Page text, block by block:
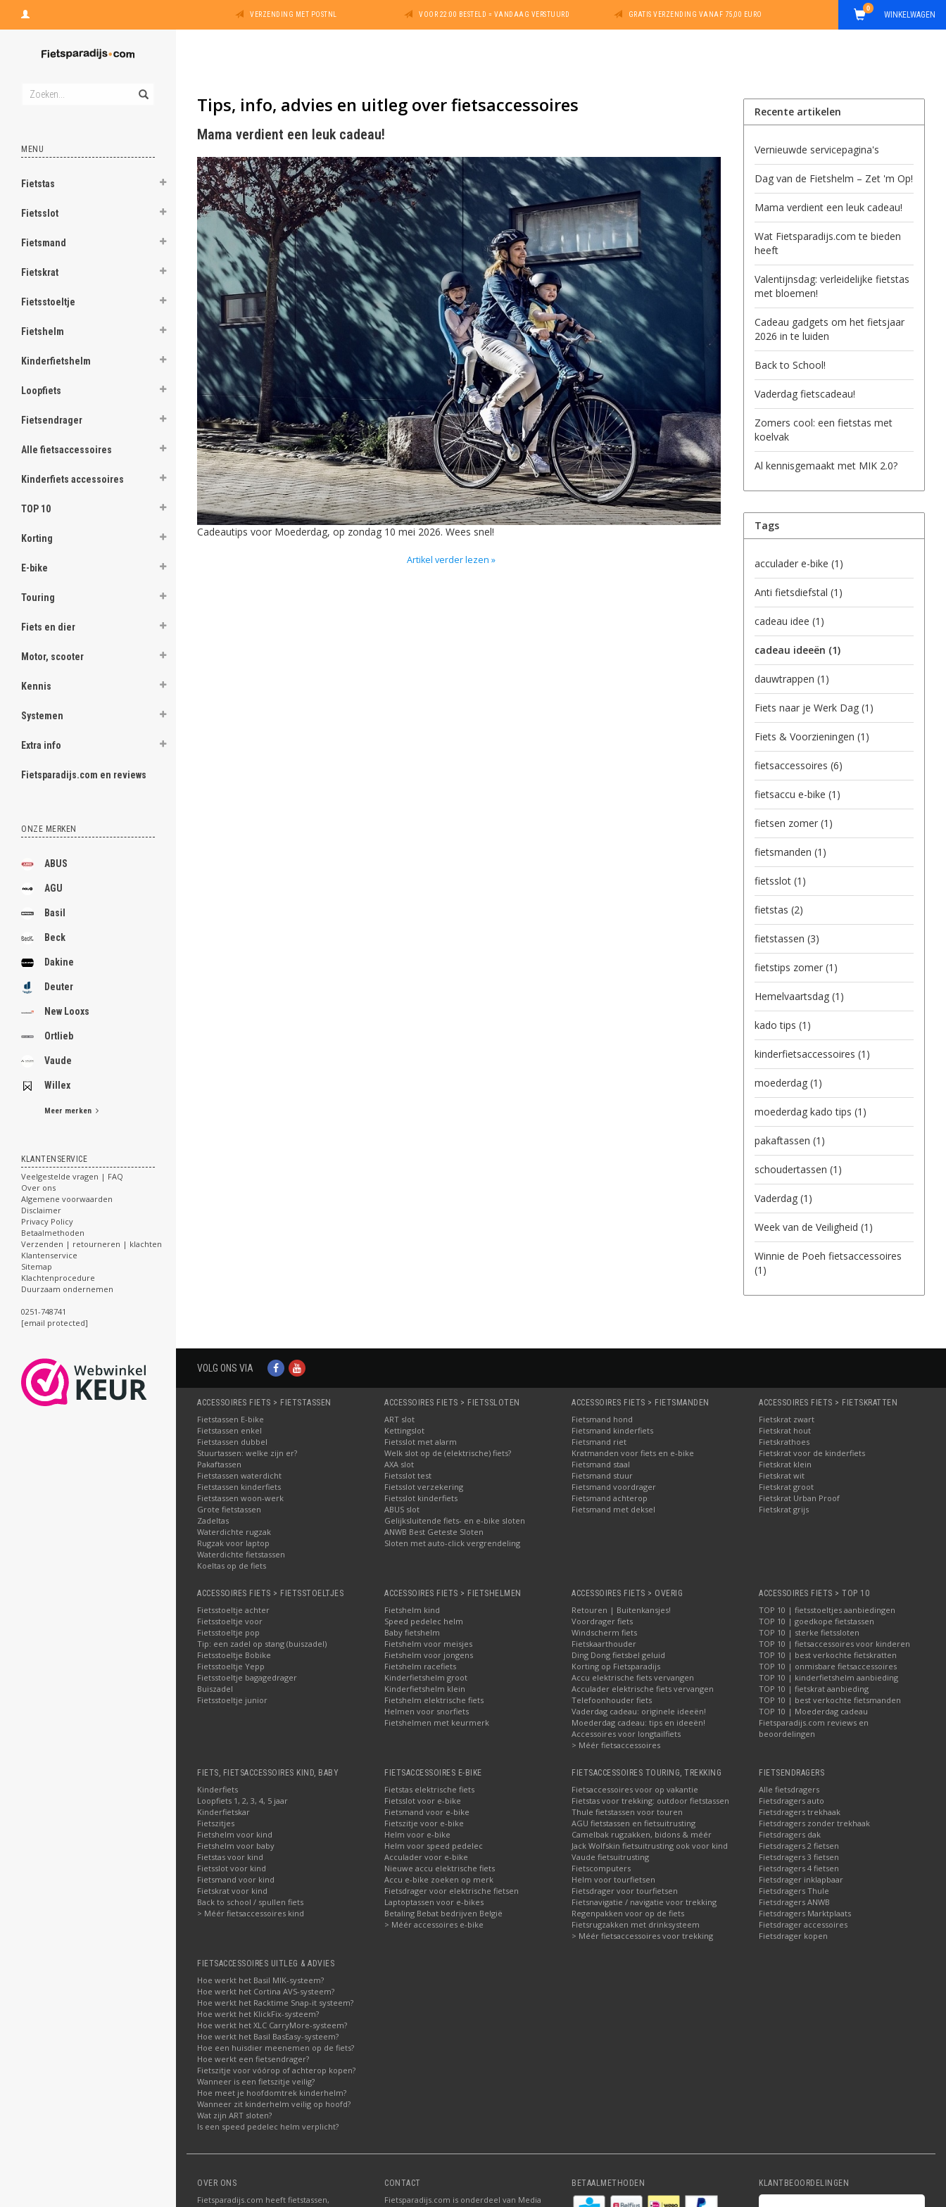
VERZENDING MET POSTNL VOOR 22:00 BESTELD = VANDAAG VERSTUURD GRATIS VERZENDING VANAF 75,00 EURO WINKELWAGEN
0
MENU
Fietstas
Fietsslot
Fietsmand
Fietskrat
Fietsstoeltje
Fietshelm
Kinderfietshelm
Loopfiets
Fietsendrager
Alle fietsaccessoires
Kinderfiets accessoires
TOP 10
Korting
E-bike
Touring
Fiets en dier
Motor, scooter
Kennis
Systemen
Extra info
Fietsparadijs.com en reviews
ONZE MERKEN
ABUS
AGU
Basil
Beck
Dakine
Deuter
New Looxs
Ortlieb
Vaude
Willex
Meer merken
KLANTENSERVICE
Veelgestelde vragen | FAQ
Over ons
Algemene voorwaarden
Disclaimer
Privacy Policy
Betaalmethoden
Verzenden | retourneren | klachten
Klantenservice
Sitemap
Klachtenprocedure
Duurzaam ondernemen
0251-748741
[email protected]
Tips, info, advies en uitleg over fietsaccessoires
Mama verdient een leuk cadeau!
Cadeautips voor Moederdag, op zondag 10 mei 2026. Wees snel!
Artikel verder lezen »
Recente artikelen
Vernieuwde servicepagina's
Dag van de Fietshelm – Zet 'm Op!
Mama verdient een leuk cadeau!
Wat Fietsparadijs.com te bieden
heeft
Valentijnsdag: verleidelijke fietstas
met bloemen!
Cadeau gadgets om het fietsjaar
2026 in te luiden
Back to School!
Vaderdag fietscadeau!
Zomers cool: een fietstas met
koelvak
Al kennisgemaakt met MIK 2.0?
Tags
acculader e-bike (1)
Anti fietsdiefstal (1)
cadeau idee (1)
cadeau ideeën (1)
dauwtrappen (1)
Fiets naar je Werk Dag (1)
Fiets & Voorzieningen (1)
fietsaccessoires (6)
fietsaccu e-bike (1)
fietsen zomer (1)
fietsmanden (1)
fietsslot (1)
fietstas (2)
fietstassen (3)
fietstips zomer (1)
Hemelvaartsdag (1)
kado tips (1)
kinderfietsaccessoires (1)
moederdag (1)
moederdag kado tips (1)
pakaftassen (1)
schoudertassen (1)
Vaderdag (1)
Week van de Veiligheid (1)
Winnie de Poeh fietsaccessoires
(1)
VOLG ONS VIA
ACCESSOIRES FIETS > FIETSTASSEN
Fietstassen E-bike
Fietstassen enkel
Fietstassen dubbel
Stuurtassen: welke zijn er?
Pakaftassen
Fietstassen waterdicht
Fietstassen kinderfiets
Fietstassen woon-werk
Grote fietstassen
Zadeltas
Waterdichte rugzak
Rugzak voor laptop
Waterdichte fietstassen
Koeltas op de fiets
ACCESSOIRES FIETS > FIETSSLOTEN
ART slot
Kettingslot
Fietsslot met alarm
Welk slot op de (elektrische) fiets?
AXA slot
Fietsslot test
Fietsslot verzekering
Fietsslot kinderfiets
ABUS slot
Gelijksluitende fiets- en e-bike sloten
ANWB Best Geteste Sloten
Sloten met auto-click vergrendeling
ACCESSOIRES FIETS > FIETSMANDEN
Fietsmand hond
Fietsmand kinderfiets
Fietsmand riet
Kratmanden voor fiets en e-bike
Fietsmand staal
Fietsmand stuur
Fietsmand voordrager
Fietsmand achterop
Fietsmand met deksel
ACCESSOIRES FIETS > FIETSKRATTEN
Fietskrat zwart
Fietskrat hout
Fietskrathoes
Fietskrat voor de kinderfiets
Fietskrat klein
Fietskrat wit
Fietskrat groot
Fietskrat Urban Proof
Fietskrat grijs
ACCESSOIRES FIETS > FIETSSTOELTJES
Fietsstoeltje achter
Fietsstoeltje voor
Fietsstoeltje pop
Tip: een zadel op stang (buiszadel)
Fietsstoeltje Bobike
Fietsstoeltje Yepp
Fietsstoeltje bagagedrager
Buiszadel
Fietsstoeltje junior
ACCESSOIRES FIETS > FIETSHELMEN
Fietshelm kind
Speed pedelec helm
Baby fietshelm
Fietshelm voor meisjes
Fietshelm voor jongens
Fietshelm racefiets
Kinderfietshelm groot
Kinderfietshelm klein
Fietshelm elektrische fiets
Helmen voor snorfiets
Fietshelmen met keurmerk
ACCESSOIRES FIETS > OVERIG
Retouren | Buitenkansjes!
Voordrager fiets
Windscherm fiets
Fietskaarthouder
Ding Dong fietsbel geluid
Korting op Fietsparadijs
Accu elektrische fiets vervangen
Acculader elektrische fiets vervangen
Telefoonhouder fiets
Vaderdag cadeau: originele ideeën!
Moederdag cadeau: tips en ideeën!
Accessoires voor longtailfiets
> Méér fietsaccessoires
ACCESSOIRES FIETS > TOP 10
TOP 10 | fietsstoeltjes aanbiedingen
TOP 10 | goedkope fietstassen
TOP 10 | sterke fietssloten
TOP 10 | fietsaccessoires voor kinderen
TOP 10 | best verkochte fietskratten
TOP 10 | onmisbare fietsaccessoires
TOP 10 | kinderfietshelm aanbieding
TOP 10 | fietskrat aanbieding
TOP 10 | best verkochte fietsmanden
TOP 10 | Moederdag cadeau
Fietsparadijs.com reviews en
beoordelingen
FIETS, FIETSACCESSOIRES KIND, BABY
Kinderfiets
Loopfiets 1, 2, 3, 4, 5 jaar
Kinderfietskar
Fietszitjes
Fietshelm voor kind
Fietshelm voor baby
Fietstas voor kind
Fietsslot voor kind
Fietsmand voor kind
Fietskrat voor kind
Back to school / spullen fiets
> Méér fietsaccessoires kind
FIETSACCESSOIRES E-BIKE
Fietstas elektrische fiets
Fietsslot voor e-bike
Fietsmand voor e-bike
Fietszitje voor e-bike
Helm voor e-bike
Helm voor speed pedelec
Acculader voor e-bike
Nieuwe accu elektrische fiets
Accu e-bike zoeken op merk
Fietsdrager voor elektrische fietsen
Laptoptassen voor e-bikes
Betaling Bebat bedrijven België
> Méér accessoires e-bike
FIETSACCESSOIRES TOURING, TREKKING
Fietsaccessoires voor op vakantie
Fietstas voor trekking: outdoor fietstassen
Thule fietstassen voor touren
AGU fietstassen en fietsuitrusting
Camelbak rugzakken, bidons & méér
Jack Wolfskin fietsuitrusting ook voor kind
Vaude fietsuitrusting
Fietscomputers
Helm voor tourfietsen
Fietsdrager voor tourfietsen
Fietsnavigatie / navigatie voor trekking
Regenpakken voor op de fiets
Fietsrugzakken met drinksysteem
> Méér fietsaccessoires voor trekking
FIETSENDRAGERS
Alle fietsdragers
Fietsdragers auto
Fietsdragers trekhaak
Fietsdragers zonder trekhaak
Fietsdragers dak
Fietsdragers 2 fietsen
Fietsdragers 3 fietsen
Fietsdragers 4 fietsen
Fietsdrager inklapbaar
Fietsdragers Thule
Fietsdragers ANWB
Fietsdragers Marktplaats
Fietsdrager accessoires
Fietsdrager kopen
FIETSACCESSOIRES UITLEG & ADVIES
Hoe werkt het Basil MIK-systeem?
Hoe werkt het Cortina AVS-systeem?
Hoe werkt het Racktime Snap-it systeem?
Hoe werkt het KlickFix-systeem?
Hoe werkt het XLC CarryMore-systeem?
Hoe werkt het Basil BasEasy-systeem?
Hoe een huisdier meenemen op de fiets?
Hoe werkt een fietsendrager?
Fietszitje voor vóórop of achterop kopen?
Wanneer is een fietszitje veilig?
Hoe meet je hoofdomtrek kinderhelm?
Wanneer zit kinderhelm veilig op hoofd?
Wat zijn ART sloten?
Is een speed pedelec helm verplicht?
OVER ONS
Fietsparadijs.com heeft fietstassen,
CONTACT
Fietsparadijs.com is onderdeel van Media
BETAALMETHODEN KLANTBEOORDELINGEN